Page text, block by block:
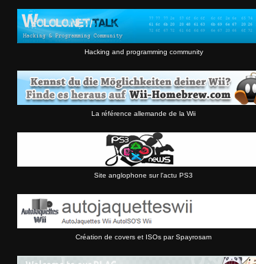
Hacking and programming community
La référence allemande de la Wii
Site anglophone sur l'actu PS3
Création de covers et ISOs par Spayrosam